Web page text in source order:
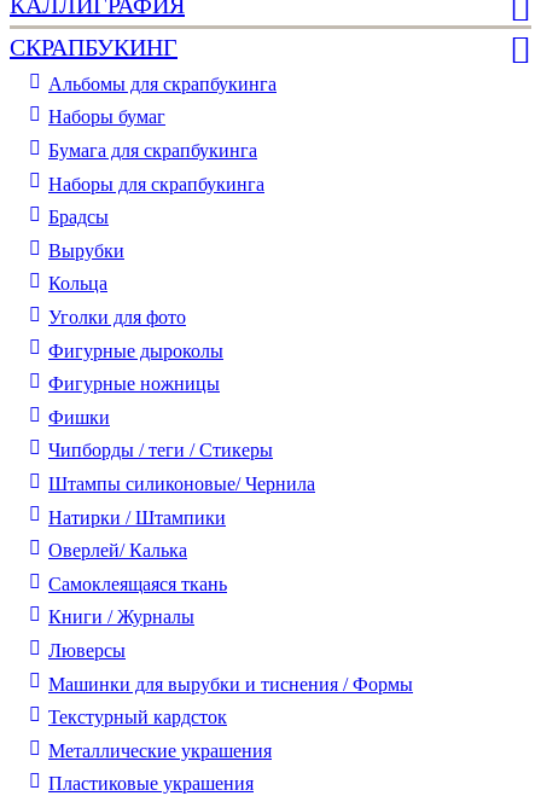
СКРАПБУКИНГ
Альбомы для скрапбукинга
Наборы бумаг
Бумага для скрапбукинга
Наборы для скрапбукинга
Брадсы
Вырубки
Кольца
Уголки для фото
Фигурные дыроколы
Фигурные ножницы
Фишки
Чипборды / теги / Стикеры
Штампы силиконовые/ Чернила
Натирки / Штампики
Оверлей/ Калька
Самоклеящаяся ткань
Книги / Журналы
Люверсы
Машинки для вырубки и тиснения / Формы
Текстурный кардсток
Металлические украшения
Пластиковые украшения